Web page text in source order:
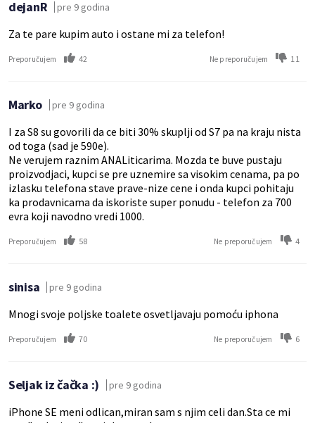
dejanR pre 9 godina
Za te pare kupim auto i ostane mi za telefon!
Preporučujem 42 Ne preporučujem 11
Marko pre 9 godina
I za S8 su govorili da ce biti 30% skuplji od S7 pa na kraju nista
od toga (sad je 590e).
Ne verujem raznim ANALiticarima. Mozda te buve pustaju
proizvodjaci, kupci se pre uznemire sa visokim cenama, pa po
izlasku telefona stave prave-nize cene i onda kupci pohitaju
ka prodavnicama da iskoriste super ponudu - telefon za 700
evra koji navodno vredi 1000.
Preporučujem 58 Ne preporučujem 4
sinisa pre 9 godina
Mnogi svoje poljske toalete osvetljavaju pomoću iphona
Preporučujem 70 Ne preporučujem 6
Seljak iz čačka :) pre 9 godina
iPhone SE meni odlican,miran sam s njim celi dan.Sta ce mi